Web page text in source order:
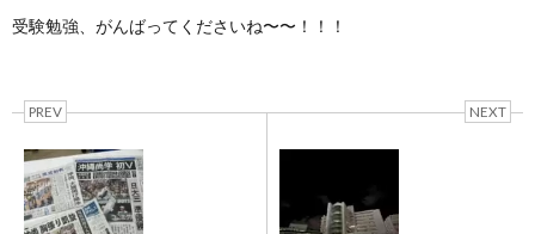
受験勉強、がんばってくださいね〜〜！！！
PREV NEXT